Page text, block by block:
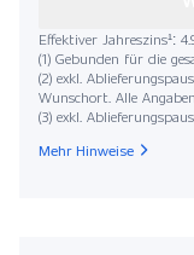
Effektiver Jahreszins¹:
(1) Gebunden für die
(2) exkl.
Wunschort. Alle
(3) exkl.
Mehr Hinweise